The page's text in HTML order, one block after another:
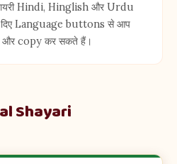
Hindi, Hinglish और Urdu
दिए Language buttons से आप
और copy कर सकते हैं।
Shayari